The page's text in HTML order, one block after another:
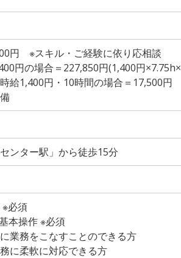
円 ※スキル・ご経験に依り応相談
円の場合＝227,850円(1,400円
給1,400円・10時間の場合＝17,500円
ンター駅」から徒歩15分
必須
本操作 ※必須
業務をこなすことのできる方
に柔軟に対応できる方